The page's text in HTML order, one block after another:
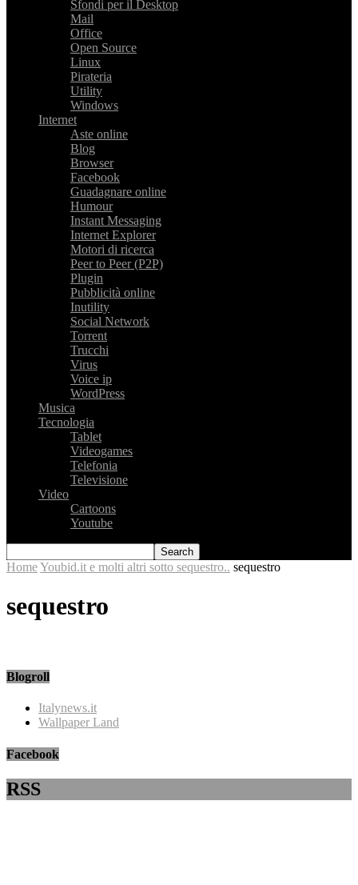
Sfondi per il Desktop
Mail
Office
Open Source
Linux
Pirateria
Utility
Windows
Internet
Aste online
Blog
Browser
Facebook
Guadagnare online
Humour
Instant Messaging
Internet Explorer
Motori di ricerca
Peer to Peer (P2P)
Plugin
Pubblicità online
Inutility
Social Network
Torrent
Trucchi
Virus
Voice ip
WordPress
Musica
Tecnologia
Tablet
Videogames
Telefonia
Televisione
Video
Cartoons
Youtube
HomeYoubid.it e molti altri sotto sequestro.. sequestro
sequestro
Blogroll
Italynews.it
Wallpaper Land
Facebook
RSS